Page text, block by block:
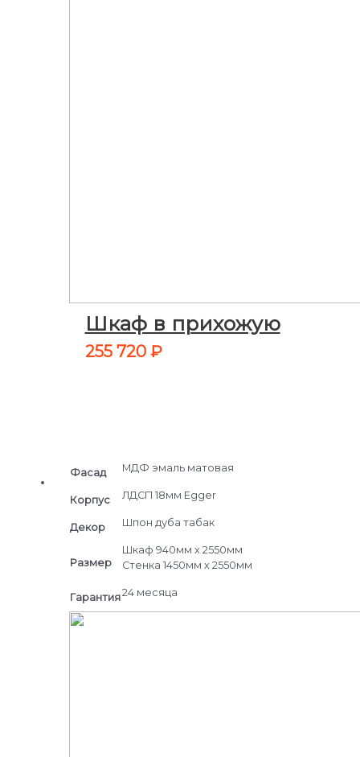
Шкаф в прихожую
255 720 ₽
Фасад МДФ эмаль матовая
Корпус ЛДСП 18мм Egger
Декор Шпон дуба табак
Размер
Шкаф 940мм х 2550мм
Стенка 1450мм х 2550мм
Гарантия24 месяца